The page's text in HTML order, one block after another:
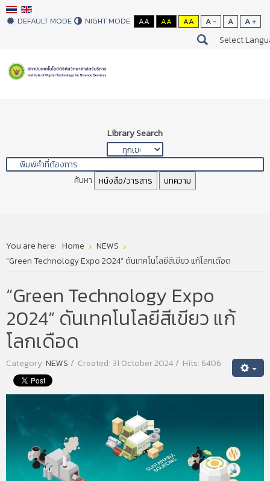
DEFAULT MODE NIGHT MODE AA AA AA A - A A +
Select
Library Search
ค้นหา หนังสือ/วารสาร บทความ
You are here: Home
NEWS
“Green Technology Expo 2024” ดันเทคโนโลยีสีเขียว แก้โลกเดือด
“Green Technology Expo
2024” ดันเทคโนโลยีสีเขียว แก้
โลกเดือด
Category:NEWS Created: 31 October 2024 Hits: 6406